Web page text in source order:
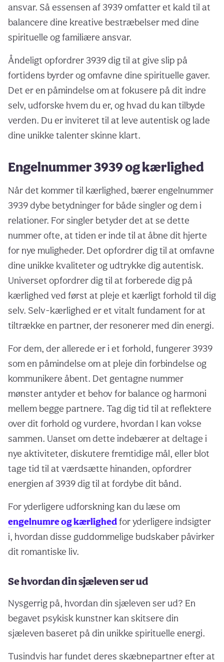
ansvar. Så essensen af 3939 omfatter et kald til at
balancere dine kreative bestræbelser med dine
spirituelle og familiære ansvar.
Åndeligt opfordrer 3939 dig til at give slip på
fortidens byrder og omfavne dine spirituelle gaver.
Det er en påmindelse om at fokusere på dit indre
selv, udforske hvem du er, og hvad du kan tilbyde
verden. Du er inviteret til at leve autentisk og lade
dine unikke talenter skinne klart.
Engelnummer 3939 og kærlighed
Når det kommer til kærlighed, bærer engelnummer
3939 dybe betydninger for både singler og dem i
relationer. For singler betyder det at se dette
nummer ofte, at tiden er inde til at åbne dit hjerte
for nye muligheder. Det opfordrer dig til at omfavne
dine unikke kvaliteter og udtrykke dig autentisk.
Universet opfordrer dig til at forberede dig på
kærlighed ved først at pleje et kærligt forhold til dig
selv. Selv-kærlighed er et vitalt fundament for at
tiltrække en partner, der resonerer med din energi.
For dem, der allerede er i et forhold, fungerer 3939
som en påmindelse om at pleje din forbindelse og
kommunikere åbent. Det gentagne nummer
mønster antyder et behov for balance og harmoni
mellem begge partnere. Tag dig tid til at reflektere
over dit forhold og vurdere, hvordan I kan vokse
sammen. Uanset om dette indebærer at deltage i
nye aktiviteter, diskutere fremtidige mål, eller blot
tage tid til at værdsætte hinanden, opfordrer
energien af 3939 dig til at fordybe dit bånd.
For yderligere udforskning kan du læse om
engelnumre og kærlighedfor yderligere indsigter
i, hvordan disse guddommelige budskaber påvirker
dit romantiske liv.
Se hvordan din sjæleven ser ud
Nysgerrig på, hvordan din sjæleven ser ud? En
begavet psykisk kunstner kan skitsere din
sjæleven baseret på din unikke spirituelle energi.
Tusindvis har fundet deres skæbnepartner efter at